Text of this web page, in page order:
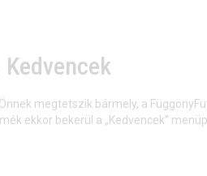
Kedvencek
megtetszik bármely, a
ekkor bekerül a „Kedvencek”